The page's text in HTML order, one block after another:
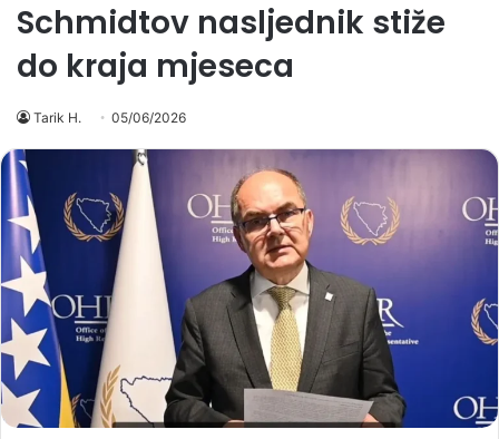
Schmidtov nasljednik stiže
do kraja mjeseca
Tarik H. 05/06/2026